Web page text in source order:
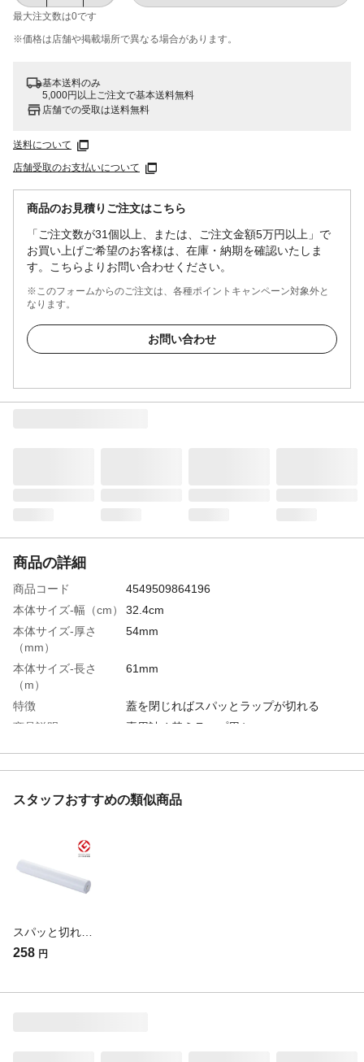
最大注文数は0です
※価格は​店舗や​掲載場所で​異なる​場合が​あります。
基本送料のみ
5,000円以上ご注文で基本送料無料
店舗での受取は送料無料
送料について
店舗受取のお支払いについて
商品のお見積りご注文はこちら
「ご注文数が31個以上、または、ご注文金額5万円以上」で
お買い上げご希望のお客様は、在庫・納期を確認いたしま
す。こちらよりお問い合わせください。
※このフォームからのご注文は、各種ポイントキャンペーン対象外と
なります。
お問い合わせ
商品の詳細
商品コード
4549509864196
本体サイズ-幅（cm）
32.4cm
本体サイズ-厚さ
（mm）
54mm
本体サイズ-長さ
（m）
61mm
特徴
蓋を閉じればスパッとラップが切れる
商品説明
専用詰め替えラップ用ケース
電子レンジ対応
不可
中国
スタッフおすすめの類似商品
258 円